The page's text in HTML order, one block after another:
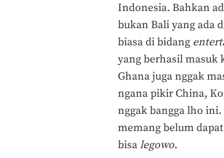
Indonesia. Bahkan
bukan Bali yang ada
biasa di bidang
yang berhasil masuk
Ghana juga nggak
ngana pikir China,
nggak bangga lho
memang belum
bisalegowo.